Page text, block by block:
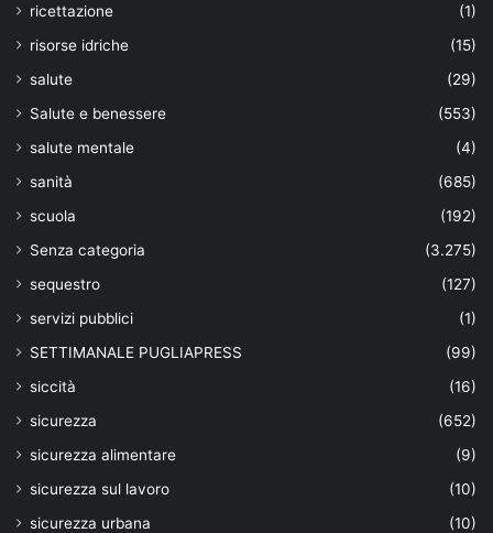
ricettazione
(1)
risorse idriche
(15)
salute
(29)
Salute e benessere
(553)
salute mentale
(4)
sanità
(685)
scuola
(192)
Senza categoria
(3.275)
sequestro
(127)
servizi pubblici
(1)
SETTIMANALE PUGLIAPRESS
(99)
siccità
(16)
sicurezza
(652)
sicurezza alimentare
(9)
sicurezza sul lavoro
(10)
sicurezza urbana
(10)